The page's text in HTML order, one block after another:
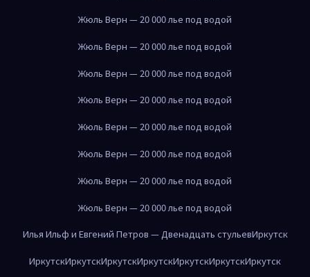
Жюль Верн — 20 000 лье под водой
Жюль Верн — 20 000 лье под водой
Жюль Верн — 20 000 лье под водой
Жюль Верн — 20 000 лье под водой
Жюль Верн — 20 000 лье под водой
Жюль Верн — 20 000 лье под водой
Жюль Верн — 20 000 лье под водой
Жюль Верн — 20 000 лье под водой
Илья Ильф и Евгений Петров — Двенадцать стульевИркутск
ИркутскИркутскИркутскИркутскИркутскИркутскИркутск